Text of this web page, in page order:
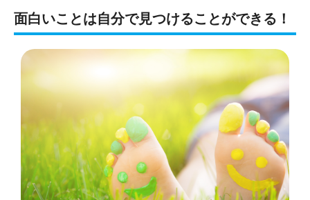
面白いことは自分で見つけることができる！